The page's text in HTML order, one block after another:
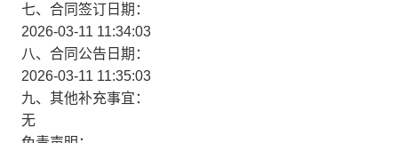
七、合同签订日期：
2026-03-11 11:34:03
八、合同公告日期：
2026-03-11 11:35:03
九、其他补充事宜：
无